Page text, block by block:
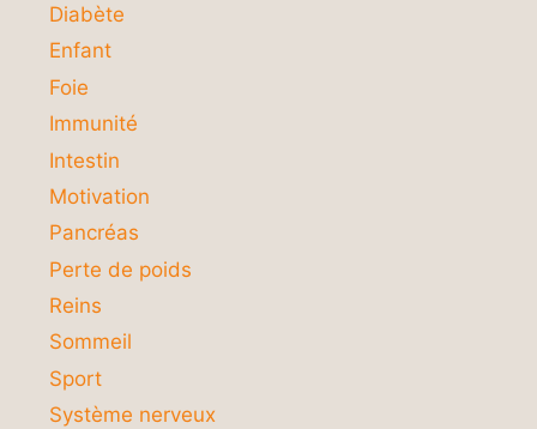
Diabète
Enfant
Foie
Immunité
Intestin
Motivation
Pancréas
Perte de poids
Reins
Sommeil
Sport
Système nerveux